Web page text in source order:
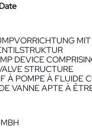
DEVICE
STRUCTURE
À POMPE À FLUIDE
VANNE APTE À